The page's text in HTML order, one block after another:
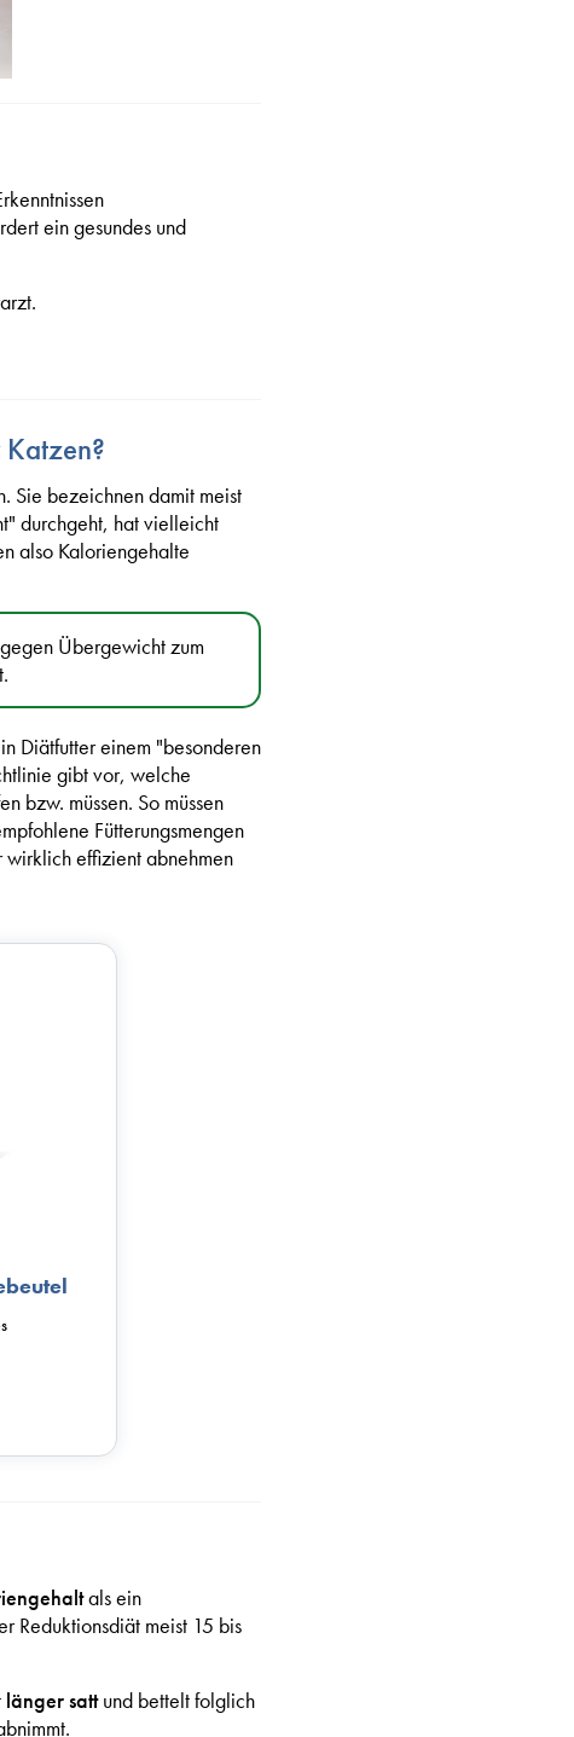
ein gesundes und
Sie bezeichnen damit meist
durchgeht, hat vielleicht
also Kaloriengehalte
Übergewicht zum
Diätfutter einem "besonderen
gibt vor, welche
bzw. müssen. So müssen
Fütterungsmengen
effizient abnehmen
als ein
Reduktionsdiät meist 15 bis
länger sattund bettelt folglich